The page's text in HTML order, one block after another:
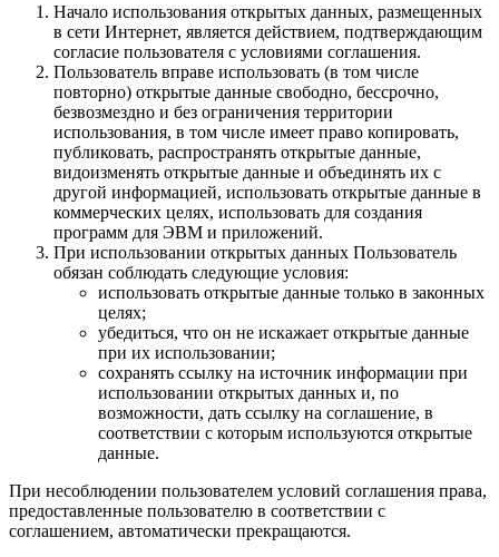
Начало использования открытых данных, размещенных
в сети Интернет, является действием, подтверждающим
согласие пользователя с условиями соглашения.
Пользователь вправе использовать (в том числе
повторно) открытые данные свободно, бессрочно,
безвозмездно и без ограничения территории
использования, в том числе имеет право копировать,
публиковать, распространять открытые данные,
видоизменять открытые данные и объединять их с
другой информацией, использовать открытые данные в
коммерческих целях, использовать для создания
программ для ЭВМ и приложений.
При использовании открытых данных Пользователь
обязан соблюдать следующие условия:
использовать открытые данные только в законных
целях;
убедиться, что он не искажает открытые данные
при их использовании;
сохранять ссылку на источник информации при
использовании открытых данных и, по
возможности, дать ссылку на соглашение, в
соответствии с которым используются открытые
данные.
При несоблюдении пользователем условий соглашения права,
предоставленные пользователю в соответствии с
соглашением, автоматически прекращаются.